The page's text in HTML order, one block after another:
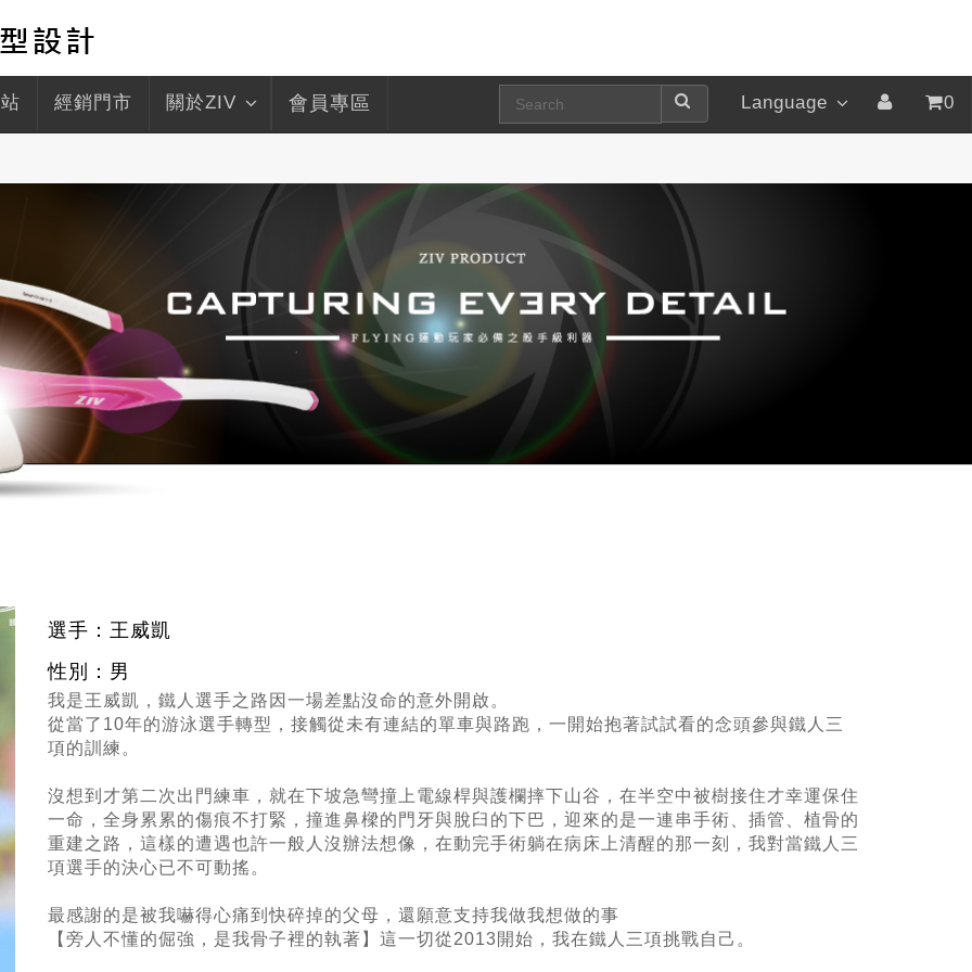
經銷門市 關於ZIV 會員專區 Language 0
選手：王威凱
性別：男
我是王威凱，鐵人選手之路因一場差點沒命的意外開啟。
從當了10年的游泳選手轉型，接觸從未有連結的單車與路跑，一開始抱著試試看的念頭參與鐵人三
項的訓練。
沒想到才第二次出門練車，就在下坡急彎撞上電線桿與護欄摔下山谷，在半空中被樹接住才幸運保住
一命，全身累累的傷痕不打緊，撞進鼻樑的門牙與脫臼的下巴，迎來的是一連串手術、插管、植骨的
重建之路，這樣的遭遇也許一般人沒辦法想像，在動完手術躺在病床上清醒的那一刻，我對當鐵人三
項選手的決心已不可動搖。
最感謝的是被我嚇得心痛到快碎掉的父母，還願意支持我做我想做的事
【旁人不懂的倔強，是我骨子裡的執著】這一切從2013開始，我在鐵人三項挑戰自己。